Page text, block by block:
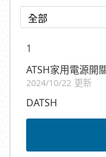
1
ATSH家用電源開
2024/10/22 更新
DATSH